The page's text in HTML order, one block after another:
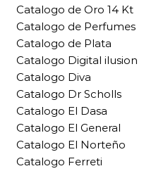
Catalogo de Oro 14 Kt
Catalogo de Perfumes
Catalogo de Plata
Catalogo Digital ilusion
Catalogo Diva
Catalogo Dr Scholls
Catalogo El Dasa
Catalogo El General
Catalogo El Norteño
Catalogo Ferreti